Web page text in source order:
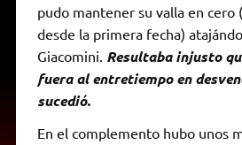
pudo mantener su valla en cero
desde la primera fecha)
Giacomini. Resultaba injusto
fuera al entretiempo en
sucedió.
En el complemento hubo unos